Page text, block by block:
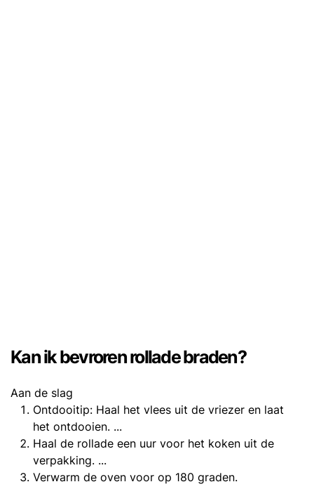
Kan ik bevroren rollade braden?
Aan de slag
Ontdooitip: Haal het vlees uit de vriezer en laat
het ontdooien. ...
Haal de rollade een uur voor het koken uit de
verpakking. ...
Verwarm de oven voor op 180 graden.